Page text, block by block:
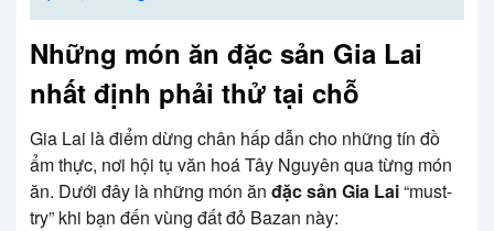
Những món ăn đặc sản Gia Lai
nhất định phải thử tại chỗ
Gia Lai là điểm dừng chân hấp dẫn cho những tín đồ
ẩm thực, nơi hội tụ văn hoá Tây Nguyên qua từng món
ăn. Dưới đây là những món ăn đặc sản Gia Lai“must-
try” khi bạn đến vùng đất đỏ Bazan này: